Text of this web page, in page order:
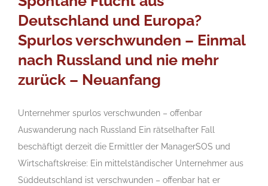
Deutschland und Europa?
Spurlos verschwunden – Einmal
nach Russland und nie mehr
zurück – Neuanfang
Unternehmer spurlos verschwunden – offenbar
Auswanderung nach Russland Ein rätselhafter Fall
beschäftigt derzeit die Ermittler der ManagerSOS und
Wirtschaftskreise: Ein mittelständischer Unternehmer aus
Süddeutschland ist verschwunden – offenbar hat er